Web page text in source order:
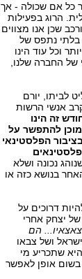
כל אם שכולה - אך
הרוג בפעילות
שכן אנו מצווים
בלתי נתפס של
וכל עוד הינו
של החברה שלנו,
לביתו, יורם
אנשי הרשות
זה הינו
להתפשר על
הפלסטינאי
נכונה ושלא
בנושא כזה או
דרוכים על
יצחק אחרי
הם
ושל צבאו
שתכריע מי
בשום אופן לאפשר